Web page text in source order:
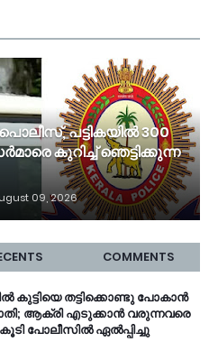
പട്ടികയിൽ 300
കുറിച്ച് ഞെട്ടിക്കുന്ന
09, 2026
COMMENTS
കുട്ടിയെ തട്ടിക്കൊണ്ടു പോകാൻ
ആക്രി എടുക്കാൻ വരുന്നവരെ
പോലീസിൽ ഏൽപ്പിച്ചു